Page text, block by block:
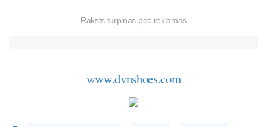
Raksts turpinās pēc reklāmas
www.dvnshoes.com